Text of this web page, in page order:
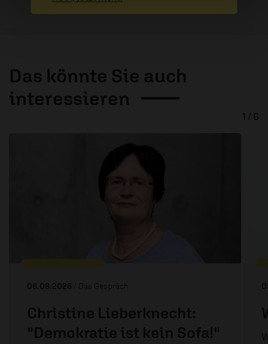
Das könnte Sie auch
interessieren
06.08.2026 / Das Gespräch
Christine Lieberknecht:
"Demokratie ist kein Sofa!"
1 / 6